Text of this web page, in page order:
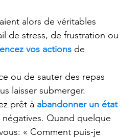
alors de véritables
de stress, de frustration ou
vos actions de
ou de sauter des repas
laisser submerger.
prêt à abandonner un état
Quand quelque
« Comment puis-je